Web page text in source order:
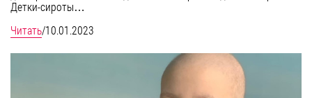
Детки-сироты…
Читать/10.01.2023